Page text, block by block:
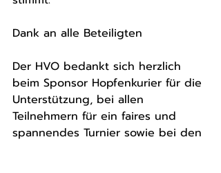
Dank an alle Beteiligten
Der HVO bedankt sich herzlich
beim Sponsor Hopfenkurier für die
Unterstützung, bei allen
Teilnehmern für ein faires und
spannendes Turnier sowie bei den